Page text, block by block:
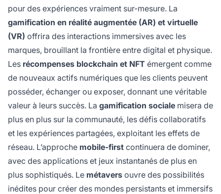
pour des expériences vraiment sur-mesure. La
gamification en réalité augmentée (AR) et virtuelle
(VR) offrira des interactions immersives avec les
marques, brouillant la frontière entre digital et physique.
Les récompenses blockchain et NFT émergent comme
de nouveaux actifs numériques que les clients peuvent
posséder, échanger ou exposer, donnant une véritable
valeur à leurs succès. La gamification sociale misera de
plus en plus sur la communauté, les défis collaboratifs
et les expériences partagées, exploitant les effets de
réseau. L’approche mobile-first continuera de dominer,
avec des applications et jeux instantanés de plus en
plus sophistiqués. Le métavers ouvre des possibilités
inédites pour créer des mondes persistants et immersifs